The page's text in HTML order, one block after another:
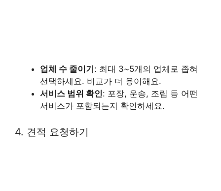
업체 수 줄이기: 최대 3~5개의 업체로 좁혀
선택하세요. 비교가 더 용이해요.
서비스 범위 확인: 포장, 운송, 조립 등 어떤
서비스가 포함되는지 확인하세요.
4. 견적 요청하기